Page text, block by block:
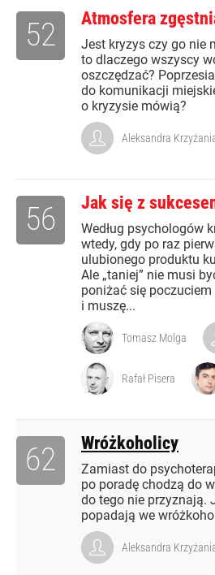
Atmosfera
Jest kryzys czy go nie
to dlaczego wszyscy
oszczędzać?
do komunikacji
o kryzysie mówią?
52
Aleksandra
Jak się z
Według psychologów
wtedy, gdy po raz
ulubionego produktu
Ale „taniej” nie musi
poniżać się poczuciem
i muszę...
56
Tomasz Molga
Rafał Pisera
Wróżkoholicy
Zamiast do
po poradę chodzą do
do tego nie przyznają.
popadają we
62
Aleksandra